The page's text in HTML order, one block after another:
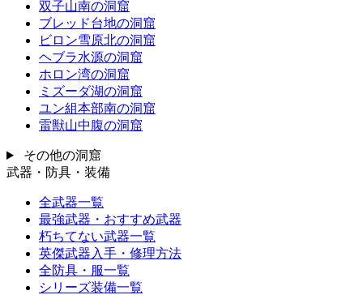
双子山南の洞窟
ブレッド台地の洞窟
ビロン雪原北の洞窟
ヘブラ水源の洞窟
ホロン湾の洞窟
ミズーダ湖の洞窟
ユン組本部南の洞窟
雷獣山中腹の洞窟
その他の洞窟
武器・防具・装備
全武器一覧
最強武器・おすすめ武器
朽ちてない武器一覧
英傑武器入手・修理方法
全防具・服一覧
シリーズ装備一覧